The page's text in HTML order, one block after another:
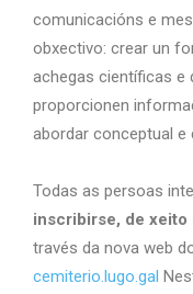
comunicacións e
obxectivo: crear un
achegas científicas e
proporcionen
abordar conceptual e
Todas as persoas
inscribirse, de xeito
través da nova web
cemiterio.lugo.gal